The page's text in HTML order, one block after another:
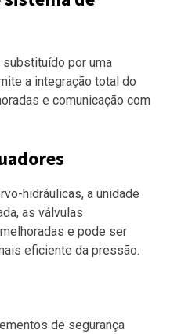
por uma
a integração total do
e comunicação com
hidráulicas, a unidade
as válvulas
e pode ser
eficiente da pressão.
de segurança